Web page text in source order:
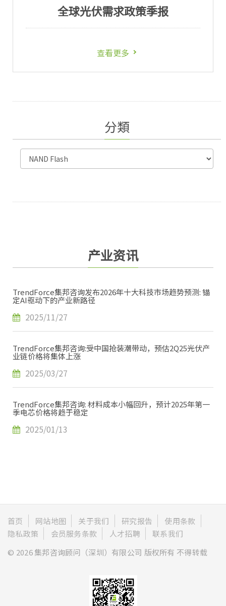
全球光伏需求政策季报
查看更多
分類
产业资讯
TrendForce集邦咨询发布2026年十大科技市场趋势预测: 锚
定AI驱动下的产业新路径
2025/11/27
TrendForce集邦咨询:受中国抢装潮带动，预估2Q25光伏产
业链价格将集体上涨
2025/03/27
TrendForce集邦咨询: 材料成本小幅回升，预计2025年第一
季电芯价格将趋于稳定
2025/01/13
首页 网站地图 关于我们 研究报告
使用条款
隐私政策
会员服务条款 人才招聘
联系我们
© 2026 集邦咨询顾问（深圳）有限公司 版权所有 不得转载